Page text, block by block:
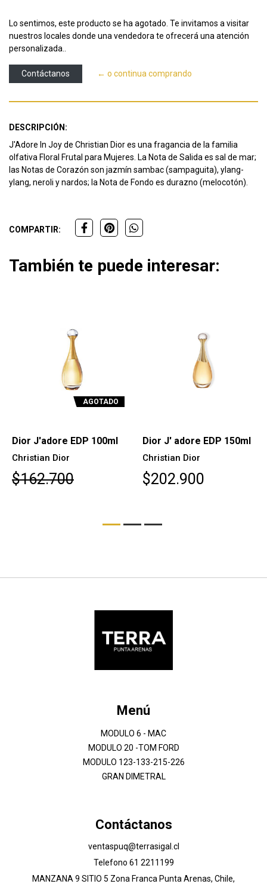
Lo sentimos, este producto se ha agotado. Te invitamos a visitar
nuestros locales donde una vendedora te ofrecerá una atención
personalizada..
Contáctanos ← o continua comprando
DESCRIPCIÓN:
J'Adore In Joy de Christian Dior es una fragancia de la familia
olfativa Floral Frutal para Mujeres. La Nota de Salida es sal de mar;
las Notas de Corazón son jazmín sambac (sampaguita), ylang-
ylang, neroli y nardos; la Nota de Fondo es durazno (melocotón).
COMPARTIR:
También te puede interesar:
AGOTADO
Dior J'adore EDP 100ml
Christian Dior
$162.700
Dior J' adore EDP 150ml
Christian Dior
$202.900
Menú
MODULO 6 - MAC
MODULO 20 -TOM FORD
MODULO 123-133-215-226
GRAN DIMETRAL
Contáctanos
ventaspuq@terrasigal.cl
Telefono 61 2211199
MANZANA 9 SITIO 5 Zona Franca Punta Arenas, Chile,